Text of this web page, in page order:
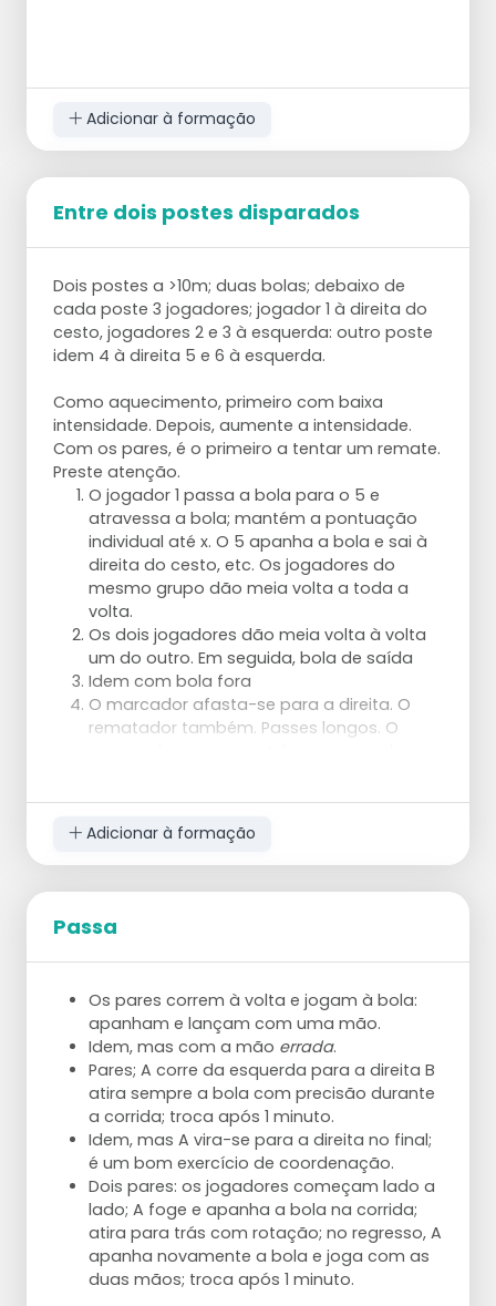
Adicionar à formação
Entre dois postes disparados
Dois postes a >10m; duas bolas; debaixo de
cada poste 3 jogadores; jogador 1 à direita do
cesto, jogadores 2 e 3 à esquerda: outro poste
idem 4 à direita 5 e 6 à esquerda.
Como aquecimento, primeiro com baixa
intensidade. Depois, aumente a intensidade.
Com os pares, é o primeiro a tentar um remate.
Preste atenção.
O jogador 1 passa a bola para o 5 e
atravessa a bola; mantém a pontuação
individual até x. O 5 apanha a bola e sai à
direita do cesto, etc. Os jogadores do
mesmo grupo dão meia volta a toda a
volta.
Os dois jogadores dão meia volta à volta
um do outro. Em seguida, bola de saída
Idem com bola fora
O marcador afasta-se para a direita. O
rematador também. Passes longos. O
Adicionar à formação
Passa
Os pares correm à volta e jogam à bola:
apanham e lançam com uma mão.
Idem, mas com a mão errada.
Pares; A corre da esquerda para a direita B
atira sempre a bola com precisão durante
a corrida; troca após 1 minuto.
Idem, mas A vira-se para a direita no final;
é um bom exercício de coordenação.
Dois pares: os jogadores começam lado a
lado; A foge e apanha a bola na corrida;
atira para trás com rotação; no regresso, A
apanha novamente a bola e joga com as
duas mãos; troca após 1 minuto.